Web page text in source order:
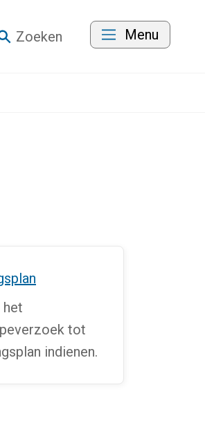
Zoeken Menu
het
tot
indienen.